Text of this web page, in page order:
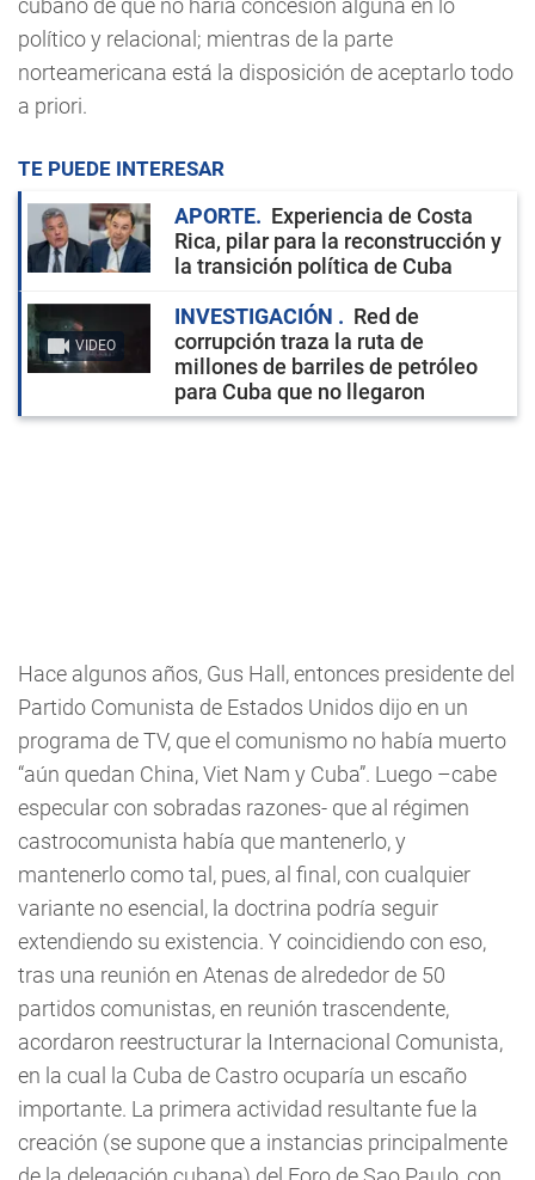
cubano de que no haría concesión alguna en lo
político y relacional; mientras de la parte
norteamericana está la disposición de aceptarlo todo
a priori.
TE PUEDE INTERESAR
APORTE
Experiencia de Costa
Rica, pilar para la reconstrucción y
la transición política de Cuba
VIDEO
INVESTIGACIÓN
Red de
corrupción traza la ruta de
millones de barriles de petróleo
para Cuba que no llegaron
Hace algunos años, Gus Hall, entonces presidente del
Partido Comunista de Estados Unidos dijo en un
programa de TV, que el comunismo no había muerto
“aún quedan China, Viet Nam y Cuba”. Luego –cabe
especular con sobradas razones- que al régimen
castrocomunista había que mantenerlo, y
mantenerlo como tal, pues, al final, con cualquier
variante no esencial, la doctrina podría seguir
extendiendo su existencia. Y coincidiendo con eso,
tras una reunión en Atenas de alrededor de 50
partidos comunistas, en reunión trascendente,
acordaron reestructurar la Internacional Comunista,
en la cual la Cuba de Castro ocuparía un escaño
importante. La primera actividad resultante fue la
creación (se supone que a instancias principalmente